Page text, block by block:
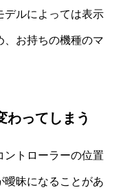
デルによっては表示
、お持ちの機種のマ
わってしまう
ントローラーの位置
曖昧になることがあ